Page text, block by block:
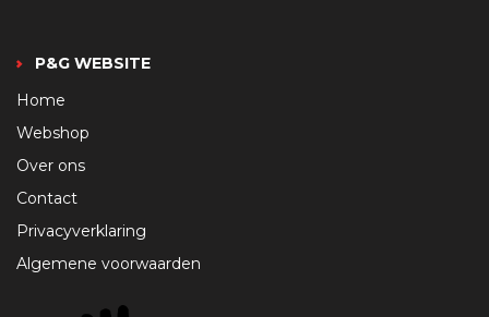
P&G WEBSITE
Home
Webshop
Over ons
Contact
Privacyverklaring
Algemene voorwaarden